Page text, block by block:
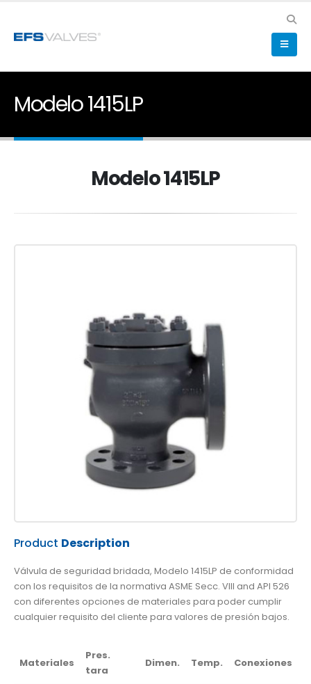
Modelo 1415LP
Modelo 1415LP
Product Description
Válvula de seguridad bridada, Modelo 1415LP de conformidad
con los requisitos de la normativa ASME Secc. VIII and API 526
con diferentes opciones de materiales para poder cumplir
cualquier requisito del cliente para valores de presión bajos.
Materiales
Pres.
tara
Dimen. Temp. Conexiones